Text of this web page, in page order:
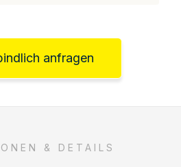
anfragen
& DETAILS